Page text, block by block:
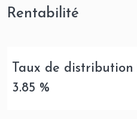
possédant un
acquisitions
Fructipierre affiche un
Rentabilité
Taux de
3.85 %